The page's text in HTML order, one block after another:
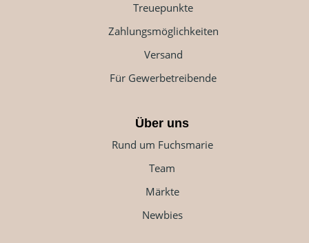
Treuepunkte
Zahlungsmöglichkeiten
Versand
Für Gewerbetreibende
Über uns
Rund um Fuchsmarie
Team
Märkte
Newbies